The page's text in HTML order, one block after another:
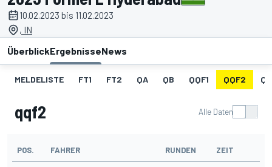
10.02.2023 bis 11.02.2023
, IN
ÜberblickErgebnisseNews
MELDELISTE FT1 FT2 QA QB QQF1 QQF2
qqf2 Alle Daten
POS. FAHRER RUNDEN ZEIT